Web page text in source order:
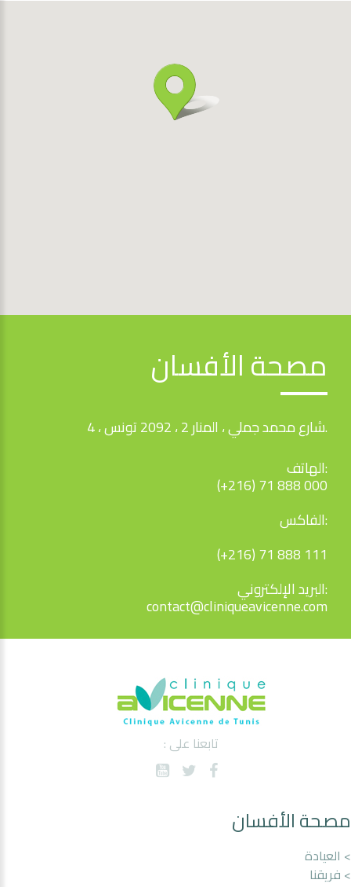
مصحة الأفسان
4 ، شارع محمد جملي ، المنار 2 ، 2092 تونس.
الهاتف:
(+216) 71 888 000
الفاكس:
(+216) 71 888 111
البريد الإلكتروني:
contact@cliniqueavicenne.com
تابعنا على :
مصحة الأفسان
> العيادة
> فريقنا